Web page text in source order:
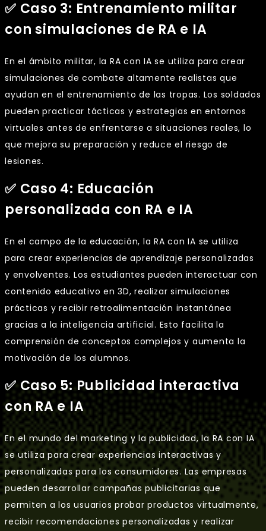
✅ Caso 3: Entrenamiento militar
con simulaciones de RA e IA
En el ámbito militar, la RA con IA se utiliza para crear
simulaciones de combate altamente realistas que
ayudan en el entrenamiento de las tropas. Los soldados
pueden practicar tácticas y estrategias en entornos
virtuales antes de enfrentarse a situaciones reales, lo
que mejora su preparación y reduce el riesgo de
lesiones.
✅ Caso 4: Educación
personalizada con RA e IA
En el campo de la educación, la RA con IA se utiliza
para crear experiencias de aprendizaje personalizadas
y envolventes. Los estudiantes pueden interactuar con
contenido educativo en 3D, realizar simulaciones
prácticas y recibir retroalimentación instantánea
gracias a la inteligencia artificial. Esto facilita la
comprensión de conceptos complejos y aumenta la
motivación de los alumnos.
✅ Caso 5: Publicidad interactiva
con RA e IA
En el mundo del marketing y la publicidad, la RA con IA
se utiliza para crear experiencias interactivas y
personalizadas para los consumidores. Las empresas
pueden desarrollar campañas publicitarias que
permiten a los usuarios probar productos virtualmente,
recibir recomendaciones personalizadas y realizar